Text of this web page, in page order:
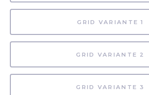
GRID VARIANTE 1
GRID VARIANTE 2
GRID VARIANTE 3